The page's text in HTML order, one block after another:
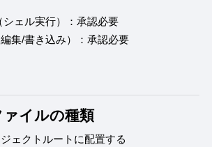
シェル実行）：承認必要
集/書き込み）：承認必要
イルの種類
ェクトルートに配置する